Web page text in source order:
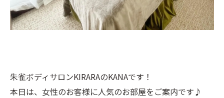
朱雀ボディサロンKIRARAのKANAです！
本日は、女性のお客様に人気のお部屋をご案内です♪